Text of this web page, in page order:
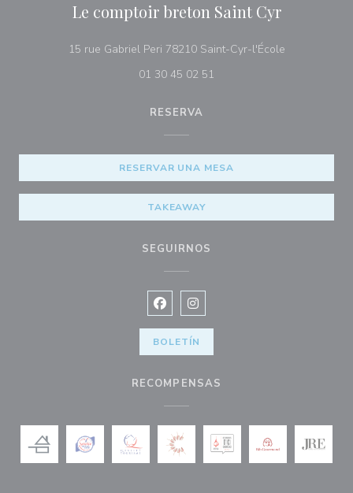
Le comptoir breton Saint Cyr
15 rue Gabriel Peri 78210 Saint-Cyr-l'École((abre en
01 30 45 02 51
RESERVA
RESERVAR UNA MESA
TAKEAWAY
SEGUIRNOS
Facebook ((abre en una nueva
Instagram ((abre en una
BOLETÍN
RECOMPENSAS